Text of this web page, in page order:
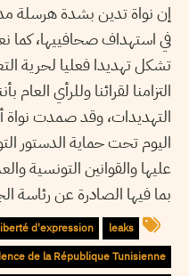
إن نواة تدين بشدة هرسلة
في استهداف صحافييها، كما
تشكل تهديدا فعليا لحرية
التزامنا لقرائنا وللرأي
التهديدات، وقد صمدت نواة
اليوم تحت حماية الدستور
عليها والقوانين التونسية
بما فيها الصادرة عن رئاسة
leaks
d'expression
de la République Tunisienne